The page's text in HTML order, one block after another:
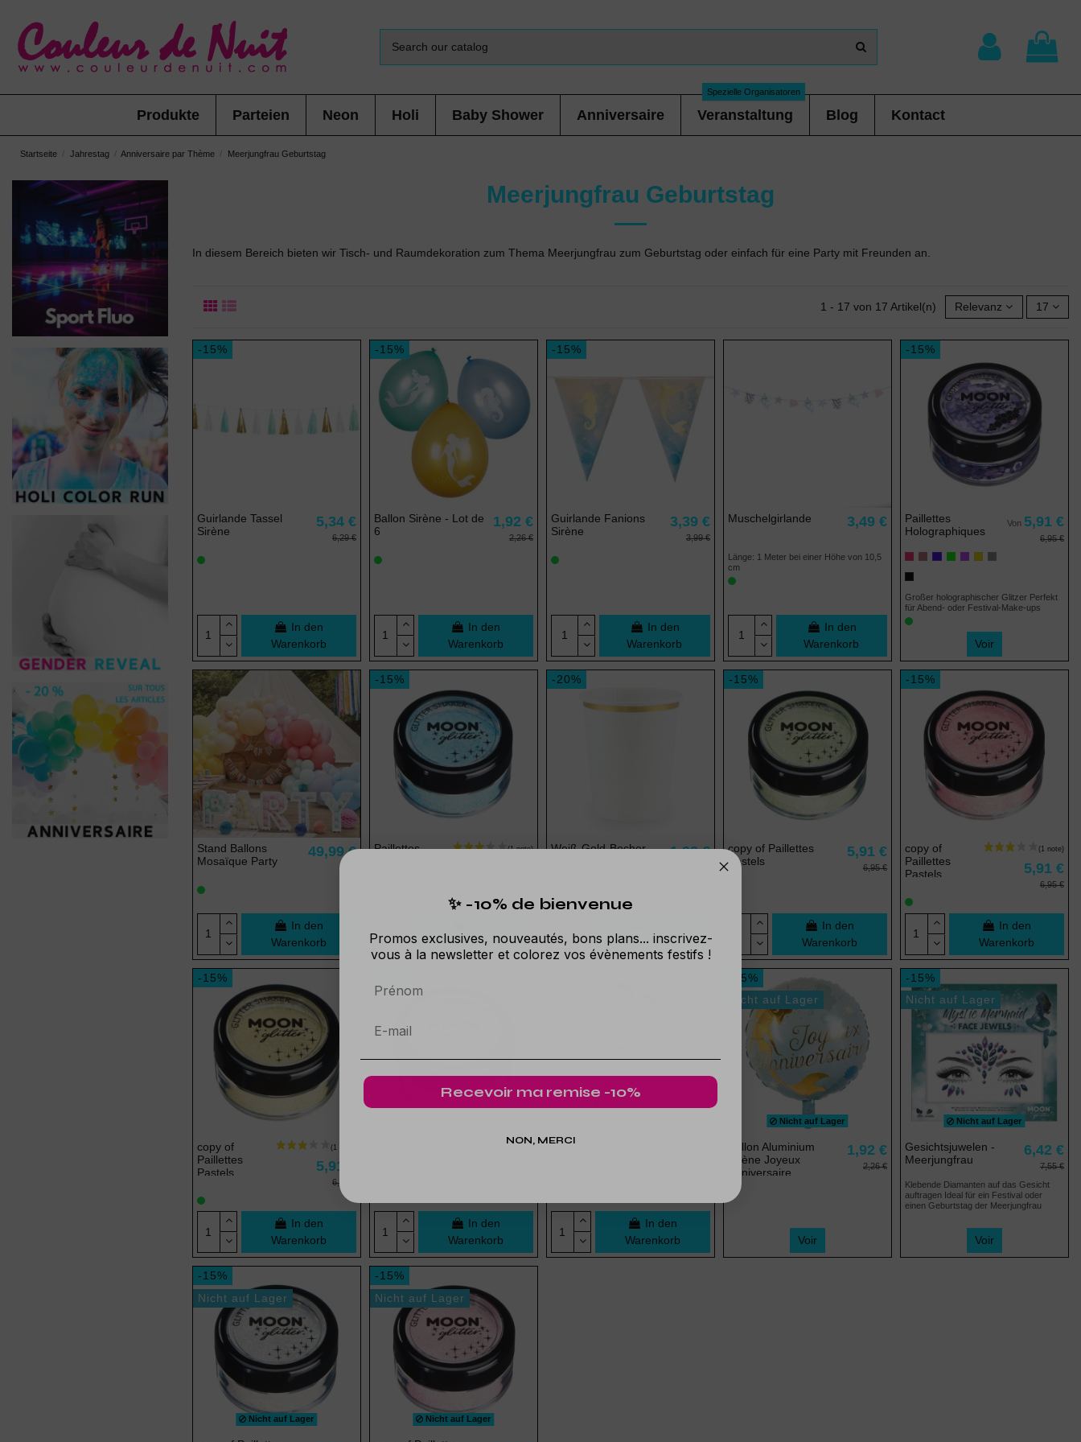
Produkte Parteien Neon Holi Baby Shower Anniversaire Veranstaltung
Spezielle Organisatoren
Blog Kontact
Startseite Jahrestag Anniversaire par Thème Meerjungfrau Geburtstag
Meerjungfrau Geburtstag
In diesem Bereich bieten wir Tisch- und Raumdekoration zum Thema Meerjungfrau zum Geburtstag oder einfach für eine Party mit Freunden an.
1 - 17 von 17 Artikel(n) Relevanz 17
-15%
Guirlande Tassel
Sirène
5,34 €
6,29 €
In den
Warenkorb
-15%
Ballon Sirène - Lot de
6
1,92 €
2,26 €
In den
Warenkorb
-15%
Guirlande Fanions
Sirène
3,39 €
3,99 €
In den
Warenkorb
Muschelgirlande 3,49 €
Länge: 1 Meter bei einer Höhe von 10,5
cm
In den
Warenkorb
-15%
Paillettes
Holographiques
Von 5,91 €
6,95 €
Großer holographischer Glitzer Perfekt
für Abend- oder Festival-Make-ups
Voir
Stand Ballons
Mosaïque Party
49,99 €
In den
Warenkorb
-15%
Paillettes
Warenkorb
-20%
Weiß-Gold-Becher -
1,92 €
Warenkorb
-15%
copy of Paillettes
Pastels
5,91 €
6,95 €
In den
Warenkorb
-15%
copy of
Paillettes
Pastels
5,91 €
6,95 €
In den
Warenkorb
-15%
copy of
Paillettes
Pastels
5,91 €
6,95 €
In den
Warenkorb
In den
Warenkorb
Kit d'arche de ballon
In den
Warenkorb
-15%
Nicht auf Lager
Nicht auf Lager
Ballon Aluminium
Sirène Joyeux
Anniversaire
1,92 €
2,26 €
Voir
-15%
Nicht auf Lager
Nicht auf Lager
Gesichtsjuwelen -
Meerjungfrau
6,42 €
7,55 €
Klebende Diamanten auf das Gesicht
auftragen Ideal für ein Festival oder
einen Geburtstag der Meerjungfrau
Voir
-15%
Nicht auf Lager
Nicht auf Lager
-15%
Nicht auf Lager
Nicht auf Lager
✨ -10% de bienvenue
Promos exclusives, nouveautés, bons plans... inscrivez-
vous à la newsletter et colorez vos évènements festifs !
Prénom
Recevoir ma remise -10%
NON, MERCI